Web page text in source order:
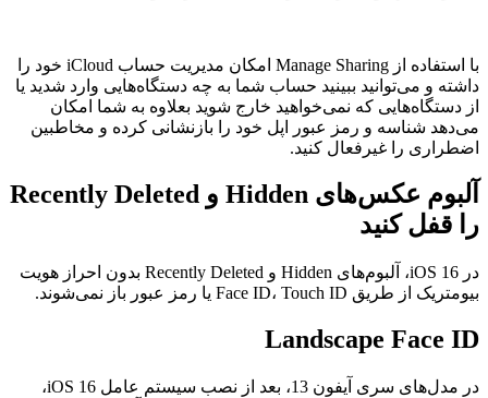
با استفاده از Manage Sharing امکان مدیریت حساب iCloud خود را
داشته و می‌توانید ببینید حساب شما به چه دستگاه‌هایی وارد شدید یا
از دستگاه‌هایی که نمی‌خواهید خارج شوید بعلاوه به شما امکان
می‌دهد شناسه و رمز عبور اپل خود را بازنشانی کرده و مخاطبین
اضطراری را غیرفعال کنید.
آلبوم عکس‌های Hidden و Recently Deleted
را قفل کنید
در iOS 16، آلبوم‌های Hidden و Recently Deleted بدون احراز هویت
بیومتریک از طریق Face ID، Touch ID یا رمز عبور باز نمی‌شوند.
Landscape Face ID
در مدل‌های سری آیفون 13، بعد از نصب سیستم عامل iOS 16،